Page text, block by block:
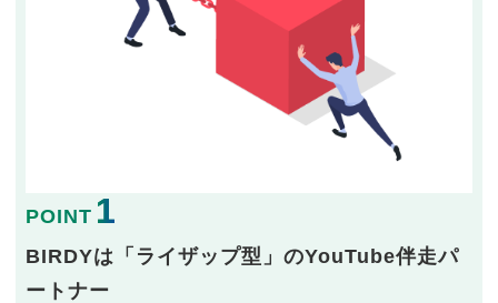
POINT 1
BIRDYは「ライザップ型」のYouTube伴走パ
ートナー